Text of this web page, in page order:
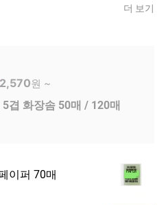
더 보기
2,570원 ~
5겹 화장솜 50매 / 120매
이퍼 70매